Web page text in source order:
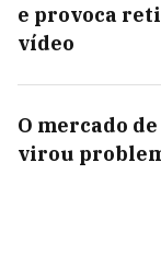
e provoca
vídeo
O mercado
virou